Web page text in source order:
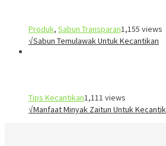
Produk, Sabun Transparan1,155 views
√Sabun Temulawak Untuk Kecantikan
Tips Kecantikan1,111 views
√Manfaat Minyak Zaitun Untuk